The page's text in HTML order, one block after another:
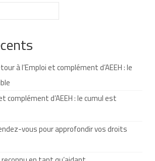
adaptés
sensoriels
d’allocations
handicap et carte d’invalidité
à l’Emploi et complément d’AEEH : le
complément d’AEEH : le cumul est
vous pour approfondir vos droits